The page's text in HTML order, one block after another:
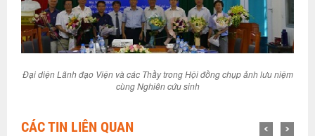
Đại diện Lãnh đạo Viện và các Thầy trong Hội đồng chụp ảnh lưu niệm
cùng Nghiên cứu sinh
CÁC TIN LIÊN QUAN